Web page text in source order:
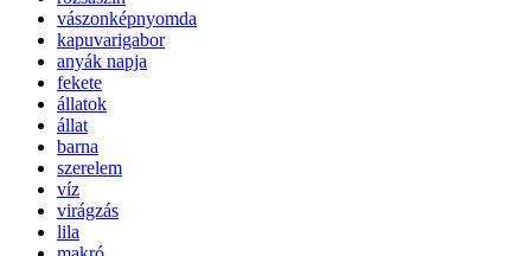
vászonképnyomda
kapuvarigabor
anyák napja
fekete
állatok
állat
barna
szerelem
víz
virágzás
lila